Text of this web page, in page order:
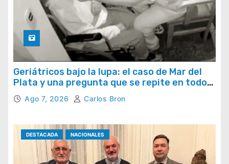
Geriátricos bajo la lupa: el caso de Mar del
Plata y una pregunta que se repite en todo
el país
Ago 7, 2026 Carlos Bron
DESTACADA NACIONALES